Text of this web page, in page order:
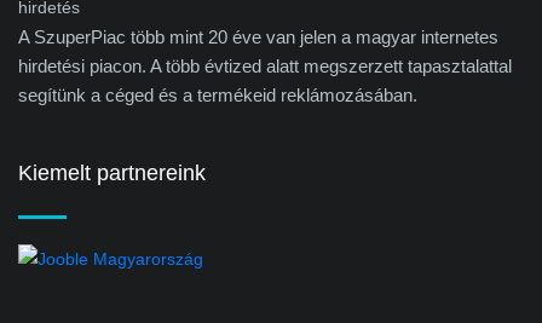
A SzuperPiac több mint 20 éve van jelen a magyar internetes
hirdetési piacon. A több évtized alatt megszerzett tapasztalattal
segítünk a céged és a termékeid reklámozásában.
Kiemelt partnereink